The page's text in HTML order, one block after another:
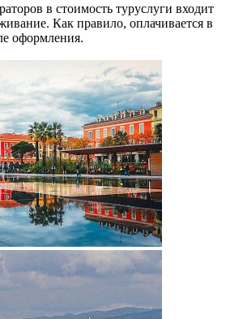
в стоимость туруслуги входит
Как правило, оплачивается в
оформления.